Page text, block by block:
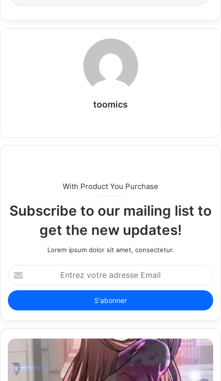
toomics
b
e
With Product You Purchase
Subscribe to our mailing list to
get the new updates!
Lorem ipsum dolor sit amet, consectetur.
E
n
r
e
z
o